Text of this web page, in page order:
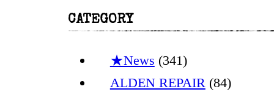
CATEGORY
★News (341)
ALDEN REPAIR(84)